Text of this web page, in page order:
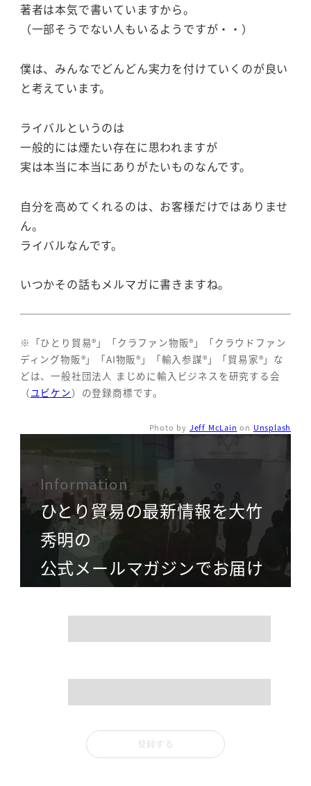
著者は本気で書いていますから。
（一部そうでない人もいるようですが・・）
僕は、みんなでどんどん実力を付けていくのが良い
と考えています。
ライバルというのは
一般的には煙たい存在に思われますが
実は本当に本当にありがたいものなんです。
自分を高めてくれるのは、お客様だけではありませ
ん。
ライバルなんです。
いつかその話もメルマガに書きますね。
※「ひとり貿易®」「クラファン物販®」「クラウドファン
ディング物販®」「AI物販®」「輸入参謀®」「貿易家®」な
どは、一般社団法人 まじめに輸入ビジネスを研究する会
（ユビケン）の登録商標です。
Photo by Jeff McLain on Unsplash
Information
ひとり貿易の最新情報を大竹
秀明の
公式メールマガジンでお届け